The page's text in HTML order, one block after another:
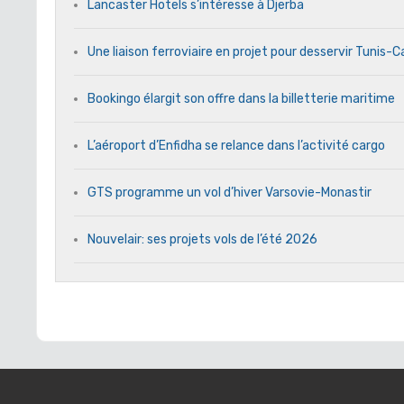
Lancaster Hotels s’intéresse à Djerba
Une liaison ferroviaire en projet pour desservir Tunis-
Bookingo élargit son offre dans la billetterie maritime
L’aéroport d’Enfidha se relance dans l’activité cargo
GTS programme un vol d’hiver Varsovie-Monastir
Nouvelair: ses projets vols de l’été 2026